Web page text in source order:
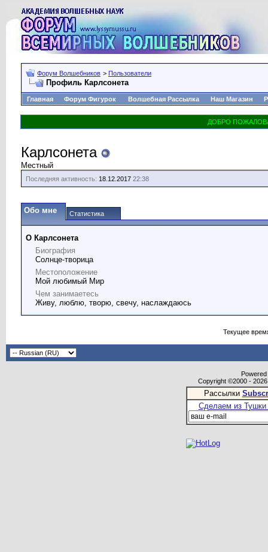
Форум Волшебников > Пользователи
Профиль Карлсонета
Главная Форум Фигурок Волшебная Рассылка Наш Магазин
Карлсонета
Местный
Последняя активность: 18.12.2017 22:38
Обо мне Статистика
О Карлсонета
Биография
Солнце-творица
Местоположение
Мой любимый Мир
Чем занимаетесь
Живу, люблю, творю, свечу, наслаждаюсь
Текущее
Copyright ©2000 -
Рассылки
Сделаем из Тушки